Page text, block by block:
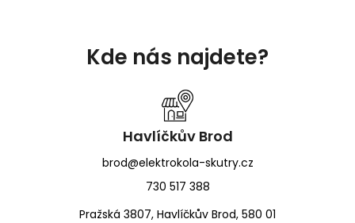
Kde nás najdete?
Havlíčkův Brod
brod@elektrokola-skutry.cz
730 517 388
Pražská 3807, Havlíčkův Brod, 580 01